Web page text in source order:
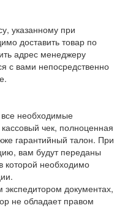
указанному при
доставить товар по
адрес менеджеру
с вами непосредственно
необходимые
чек, полноценная
гарантийный талон. При
вам будут переданы
которой необходимо
документах,
не обладает правом